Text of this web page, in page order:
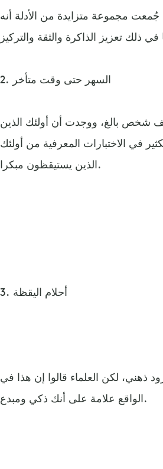
مجموعة متزايدة من الأدلة أنه
2. السهر حتى وقت متأخر
دراسة، نُشرت في يناير الماضي، بيانات 26 ألف شخص بالغ، ووجدت أن أولئك الذين
في الاختبارات المعرفية من أولئك
الذين يستيقظون مبكرا.
3. أحلام اليقظة
ذهني، لكن العلماء قالوا إن هذا في
الواقع علامة على أنك ذكي ومبدع.